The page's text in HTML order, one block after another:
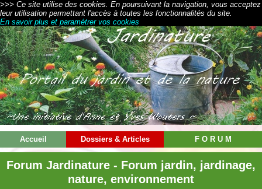
>>> Ce site utilise des cookies. En poursuivant la navigation, vous acceptez
leur utilisation permettant l'accès à toutes les fonctionnalités du site.
En savoir plus et paramétrer vos cookies
Accueil Dossiers & Articles F O R U M
Forum Jardinature - Forum jardin, jardinage,
nature, environnement